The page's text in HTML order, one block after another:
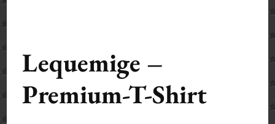
Lequemige –
Premium-T-Shirt